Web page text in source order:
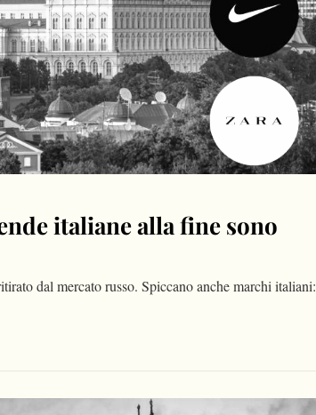
italiane alla fine sono
dal mercato russo. Spiccano anche marchi italiani: